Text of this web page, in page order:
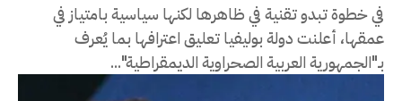
في خطوة تبدو تقنية في ظاهرها لكنها سياسية بامتياز في
عمقها، أعلنت دولة بوليفيا تعليق اعترافها بما يُعرف
بـ"الجمهورية العربية الصحراوية الديمقراطية"...